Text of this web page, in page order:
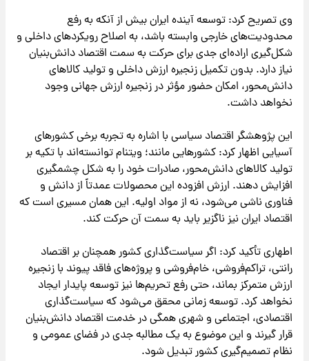
وی تصریح کرد: توسعه آینده ایران بیش از آنکه به رفع
محدودیت‌های خارجی وابسته باشد، به اصلاح رویکردهای داخلی و
شکل‌گیری اراده‌ای جدی برای حرکت به سمت اقتصاد دانش‌بنیان
نیاز دارد. بدون تکمیل زنجیره ارزش داخلی و تولید کالاهای
دانش‌محور، امکان حضور مؤثر در زنجیره ارزش جهانی وجود
نخواهد داشت.
این پژوهشگر اقتصاد سیاسی با اشاره به تجربه برخی کشورهای
آسیایی اظهار کرد: کشورهایی مانند؛ ویتنام توانسته‌اند با تکیه بر
تولید کالاهای دانش‌محور، صادرات خود را به شکل چشمگیری
افزایش دهند. ارزش افزوده این محصولات عمدتاً از دانش و
فناوری ناشی می‌شود، نه از مواد اولیه. این همان مسیری است که
اقتصاد ایران نیز ناگزیر باید به سمت آن حرکت کند.
اطهاری تأکید کرد: اگر سیاست‌گذاری کشور همچنان بر اقتصاد
رانتی، تراکم‌فروشی، خام‌فروشی و پروژه‌های فاقد پیوند با زنجیره
ارزش متمرکز بماند، حتی رفع تحریم‌ها نیز توسعه پایدار ایجاد
نخواهد کرد. توسعه زمانی محقق می‌شود که سیاست‌گذاری
اقتصادی، اجتماعی و شهری همگی در خدمت اقتصاد دانش‌بنیان
قرار گیرند و این موضوع به یک مطالبه جدی در فضای عمومی و
نظام تصمیم‌گیری کشور تبدیل شود.